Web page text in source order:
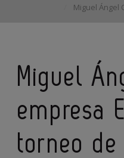
Miguel Ángel
Miguel
empresa
torneo